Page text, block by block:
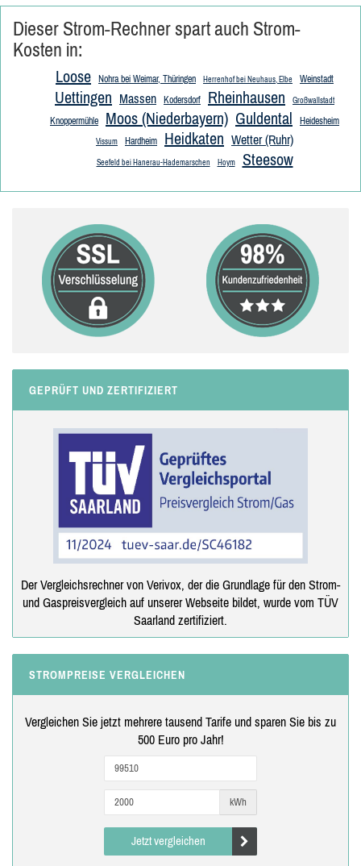
Dieser Strom-Rechner spart auch Strom-
Kosten in:
Loose Nohra bei Weimar, Thüringen Herrenhof bei Neuhaus, Elbe Weinstadt
Uettingen Massen Kodersdorf Rheinhausen Großwallstadt
Knoppermühle Moos (Niederbayern) Guldental Heidesheim
Vissum Hardheim Heidkaten Wetter (Ruhr)
Seefeld bei Hanerau-Hademarschen Hoym Steesow
GEPRÜFT UND ZERTIFIZIERT
Der Vergleichsrechner von Verivox, der die Grundlage für den Strom-
und Gaspreisvergleich auf unserer Webseite bildet, wurde vom TÜV
Saarland zertifiziert.
STROMPREISE VERGLEICHEN
Vergleichen Sie jetzt mehrere tausend Tarife und sparen Sie bis zu
500 Euro pro Jahr!
kWh
Jetzt vergleichen